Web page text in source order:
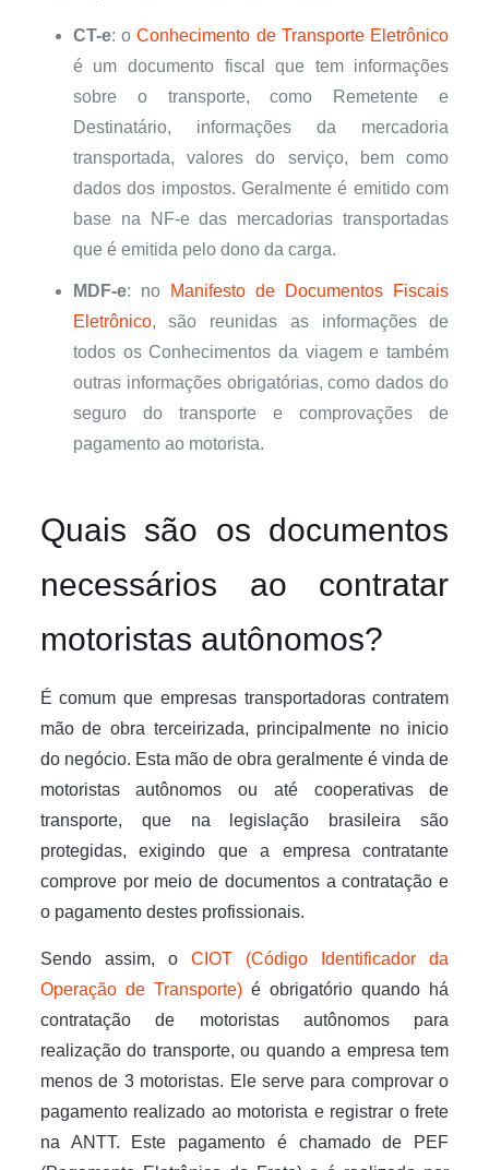
CT-e: oConhecimento de Transporte Eletrônico
é um documento fiscal que tem informações
sobre o transporte, como Remetente e
Destinatário, informações da mercadoria
transportada, valores do serviço, bem como
dados dos impostos. Geralmente é emitido com
base na NF-e das mercadorias transportadas
que é emitida pelo dono da carga.
MDF-e: no
Manifesto de Documentos Fiscais
Eletrônico, são reunidas as informações de
todos os Conhecimentos da viagem e também
outras informações obrigatórias, como dados do
seguro do transporte e comprovações de
pagamento ao motorista.
Quais são os documentos
necessários ao contratar
motoristas autônomos?
É comum que empresas transportadoras contratem
mão de obra terceirizada, principalmente no inicio
do negócio. Esta mão de obra geralmente é vinda de
motoristas autônomos ou até cooperativas de
transporte, que na legislação brasileira são
protegidas, exigindo que a empresa contratante
comprove por meio de documentos a contratação e
o pagamento destes profissionais.
Sendo assim, o CIOT (Código Identificador da
Operação de Transporte)é obrigatório quando há
contratação de motoristas autônomos para
realização do transporte, ou quando a empresa tem
menos de 3 motoristas. Ele serve para comprovar o
pagamento realizado ao motorista e registrar o frete
na ANTT. Este pagamento é chamado de PEF